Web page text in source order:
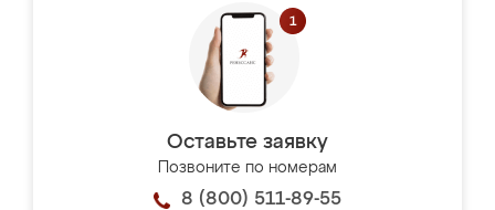
Оставьте заявку
Позвоните по номерам
8 (800) 511-89-55